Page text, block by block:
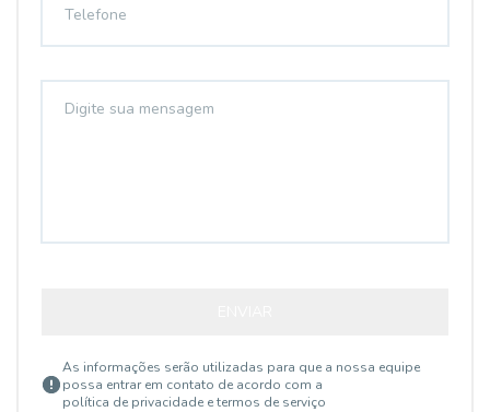
As informações serão utilizadas para que a nossa equipe
possa entrar em contato de acordo com a
política de privacidade e termos de serviço